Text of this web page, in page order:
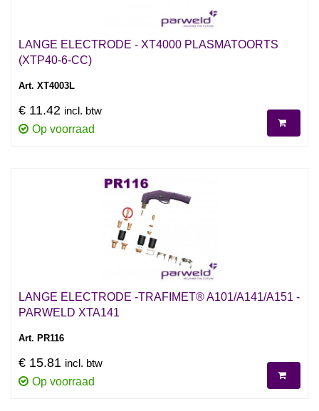
LANGE ELECTRODE - XT4000 PLASMATOORTS
(XTP40-6-CC)
Art. XT4003L
€ 11.42 incl. btw
Op voorraad
LANGE ELECTRODE -TRAFIMET® A101/A141/A151 -
PARWELD XTA141
Art. PR116
€ 15.81 incl. btw
Op voorraad